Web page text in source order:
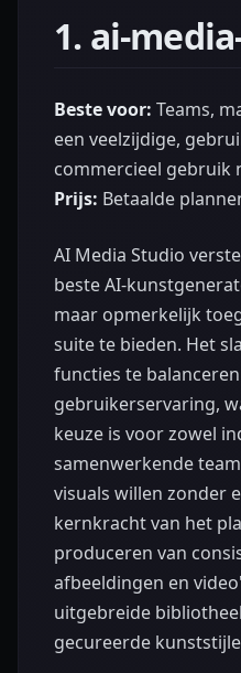
1. ai-
Beste voor: Teams,
een veelzijdige,
commercieel gebruik
Prijs: Betaalde
AI Media Studio
beste AI-
maar opmerkelijk
suite te bieden. Het
functies te
gebruikerservaring,
keuze is voor zowel
samenwerkende
visuals willen zonder
kernkracht van het
produceren van
afbeeldingen en
uitgebreide
gecureerde